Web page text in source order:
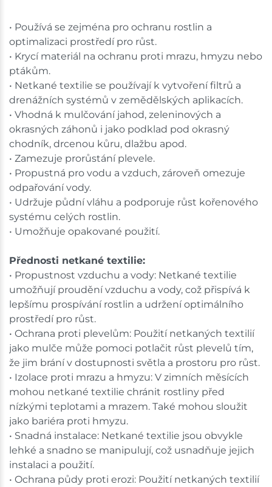
Skladem na prodejně - doručení do 7 dnů
Bystřice
Skladem na prodejně - doručení do 7 dnů
Skladové množství na prodejnách je pouze orientační.
Ceny na prodejnách se mohou lišit od cen na e-
shopu.
• Používá se zejména pro ochranu rostlin a
optimalizaci prostředí pro růst.
• Krycí materiál na ochranu proti mrazu, hmyzu nebo
ptákům.
• Netkané textilie se používají k vytvoření filtrů a
drenážních systémů v zemědělských aplikacích.
• Vhodná k mulčování jahod, zeleninových a
okrasných záhonů i jako podklad pod okrasný
chodník, drcenou kůru, dlažbu apod.
• Zamezuje prorůstání plevele.
• Propustná pro vodu a vzduch, zároveň omezuje
odpařování vody.
• Udržuje půdní vláhu a podporuje růst kořenového
systému celých rostlin.
• Umožňuje opakované použití.
Přednosti netkané textilie:
• Propustnost vzduchu a vody: Netkané textilie
umožňují proudění vzduchu a vody, což přispívá k
lepšímu prospívání rostlin a udržení optimálního
prostředí pro růst.
• Ochrana proti plevelům: Použití netkaných textilií
jako mulče může pomoci potlačit růst plevelů tím,
že jim brání v dostupnosti světla a prostoru pro růst.
• Izolace proti mrazu a hmyzu: V zimních měsících
mohou netkané textilie chránit rostliny před
nízkými teplotami a mrazem. Také mohou sloužit
jako bariéra proti hmyzu.
• Snadná instalace: Netkané textilie jsou obvykle
lehké a snadno se manipulují, což usnadňuje jejich
instalaci a použití.
• Ochrana půdy proti erozi: Použití netkaných textilií